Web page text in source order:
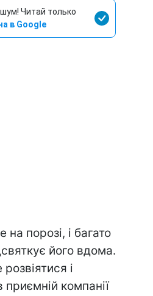
Читай только
в Google
порозі, і багато
його вдома.
і
приємній компанії